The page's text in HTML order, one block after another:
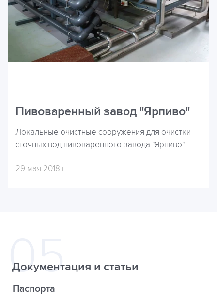
Пивоваренный завод "Ярпиво"
Локальные очистные сооружения для очистки
сточных вод пивоваренного завода "Ярпиво"
29 мая 2018 г
Документация и статьи
Паспорта